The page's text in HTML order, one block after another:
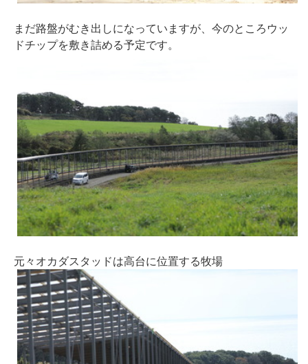
まだ路盤がむき出しになっていますが、今のところウッ
ドチップを敷き詰める予定です。
元々オカダスタッドは高台に位置する牧場